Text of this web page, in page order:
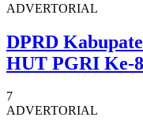
ADVERTORIAL
DPRD
HUT PGRI Ke-
7
ADVERTORIAL